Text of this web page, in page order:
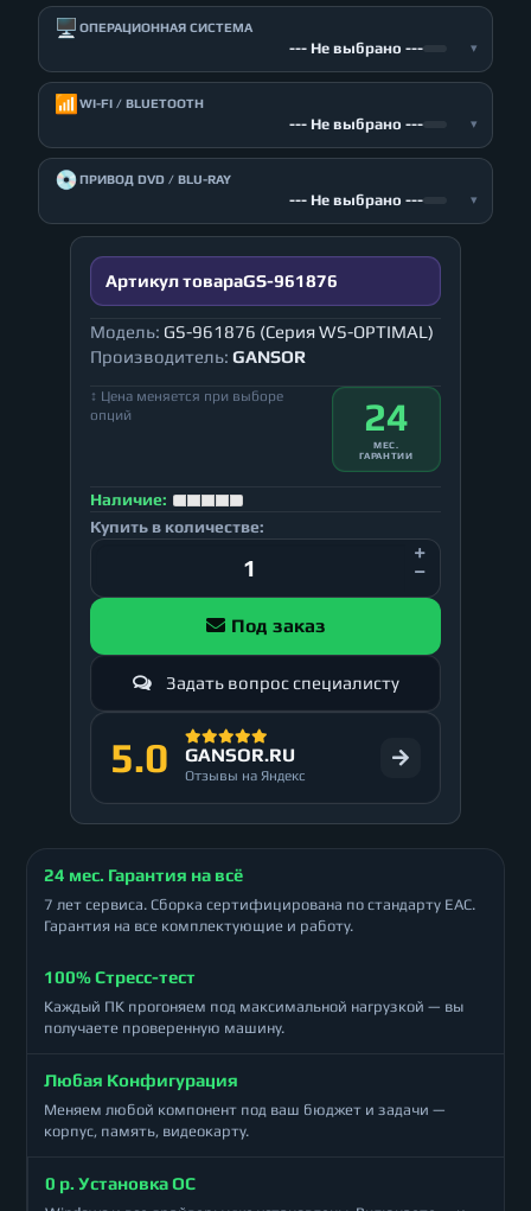
🖥️ ОПЕРАЦИОННАЯ СИСТЕМА
--- Не выбрано --- ▾
📶 WI-FI / BLUETOOTH
--- Не выбрано --- ▾
💿ПРИВОД DVD / BLU-RAY
--- Не выбрано --- ▾
Артикул товараGS-961876
Модель: GS-961876 (Серия WS-OPTIMAL)
Производитель: GANSOR
↕ Цена меняется при выборе
опций
24
МЕС.
ГАРАНТИИ
Наличие:
Купить в количестве:
Под заказ
Задать вопрос специалисту
5.0 GANSOR.RU
Отзывы на Яндекс
24 мес. Гарантия на всё
7 лет сервиса. Сборка сертифицирована по стандарту ЕАС.
Гарантия на все комплектующие и работу.
100% Стресс-тест
Каждый ПК прогоняем под максимальной нагрузкой — вы
получаете проверенную машину.
Любая Конфигурация
Меняем любой компонент под ваш бюджет и задачи —
корпус, память, видеокарту.
0 р. Установка ОС